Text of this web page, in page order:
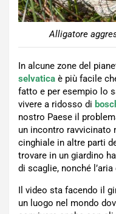
Alligatore
In alcune zone del
selvatica è più facile
fatto e per esempio lo
vivere a ridosso di
nostro Paese il
un incontro ravvicinato
cinghiale in altre parti
trovare in un giardino
di scaglie, nonché
Il video sta facendo il
un luogo nel mondo